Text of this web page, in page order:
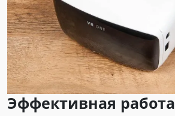
Эффективная работа